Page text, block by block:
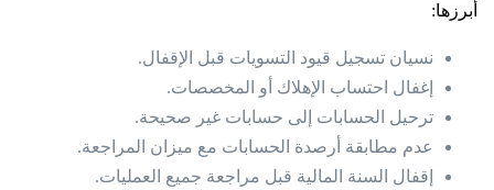
أبرزها:
نسيان تسجيل قيود التسويات قبل الإقفال.
إغفال احتساب الإهلاك أو المخصصات.
ترحيل الحسابات إلى حسابات غير صحيحة.
عدم مطابقة أرصدة الحسابات مع ميزان المراجعة.
إقفال السنة المالية قبل مراجعة جميع العمليات.